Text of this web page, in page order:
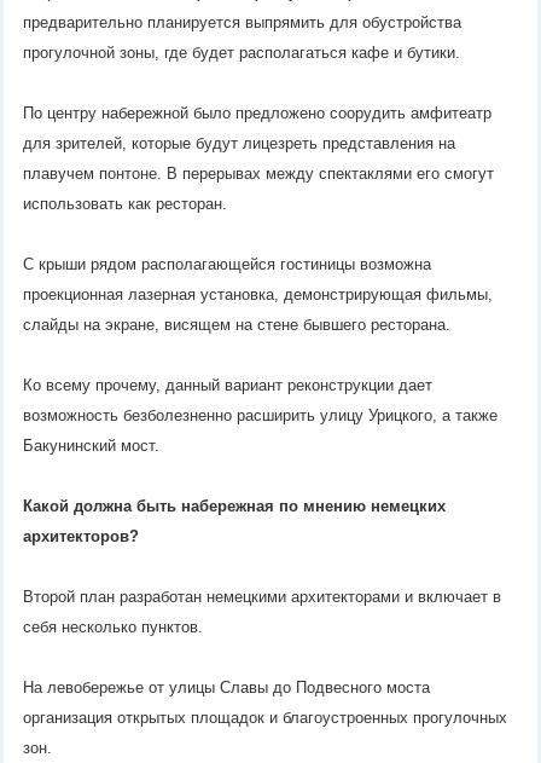
предварительно планируется выпрямить для обустройства
прогулочной зоны, где будет располагаться кафе и бутики.
По центру набережной было предложено соорудить амфитеатр
для зрителей, которые будут лицезреть представления на
плавучем понтоне. В перерывах между спектаклями его смогут
использовать как ресторан.
С крыши рядом располагающейся гостиницы возможна
проекционная лазерная установка, демонстрирующая фильмы,
слайды на экране, висящем на стене бывшего ресторана.
Ко всему прочему, данный вариант реконструкции дает
возможность безболезненно расширить улицу Урицкого, а также
Бакунинский мост.
Какой должна быть набережная по мнению немецких
архитекторов?
Второй план разработан немецкими архитекторами и включает в
себя несколько пунктов.
На левобережье от улицы Славы до Подвесного моста
организация открытых площадок и благоустроенных прогулочных
зон.